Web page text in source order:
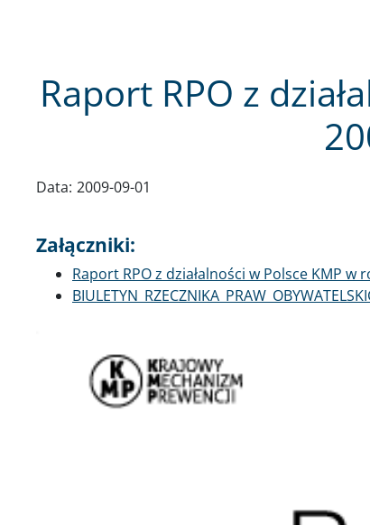
Raport RPO z
Data: 2009-09-01
Załączniki:
Dokument
Raport RPO z działalności w Polsce KMP w
Dokument